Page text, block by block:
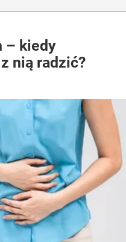
– kiedy
nią radzić?